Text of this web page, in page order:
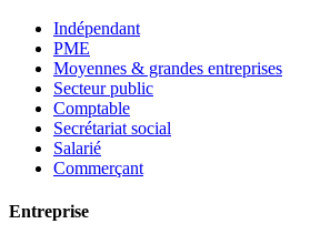
Indépendant
PME
Moyennes & grandes entreprises
Secteur public
Comptable
Secrétariat social
Salarié
Commerçant
Entreprise